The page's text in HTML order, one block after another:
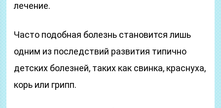
лечение.
Часто подобная болезнь становится лишь
одним из последствий развития типично
детских болезней, таких как свинка, краснуха,
корь или грипп.